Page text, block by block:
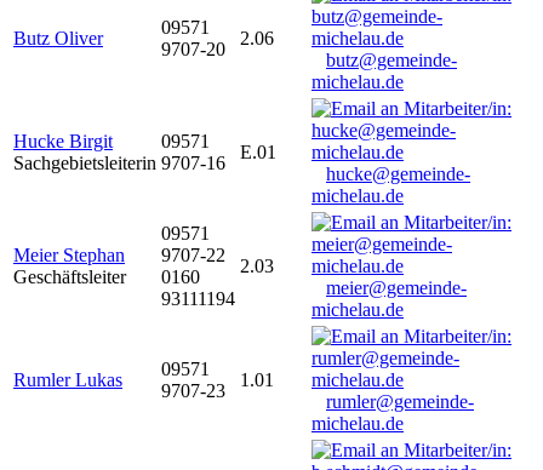
Butz Oliver
09571
9707-20
2.06
butz@gemeinde-
michelau.de
Hucke Birgit
Sachgebietsleiterin
09571
9707-16
E.01
hucke@gemeinde-
michelau.de
Meier Stephan
Geschäftsleiter
09571
9707-22
0160
93111194
2.03
meier@gemeinde-
michelau.de
Rumler Lukas
09571
9707-23
1.01
rumler@gemeinde-
michelau.de